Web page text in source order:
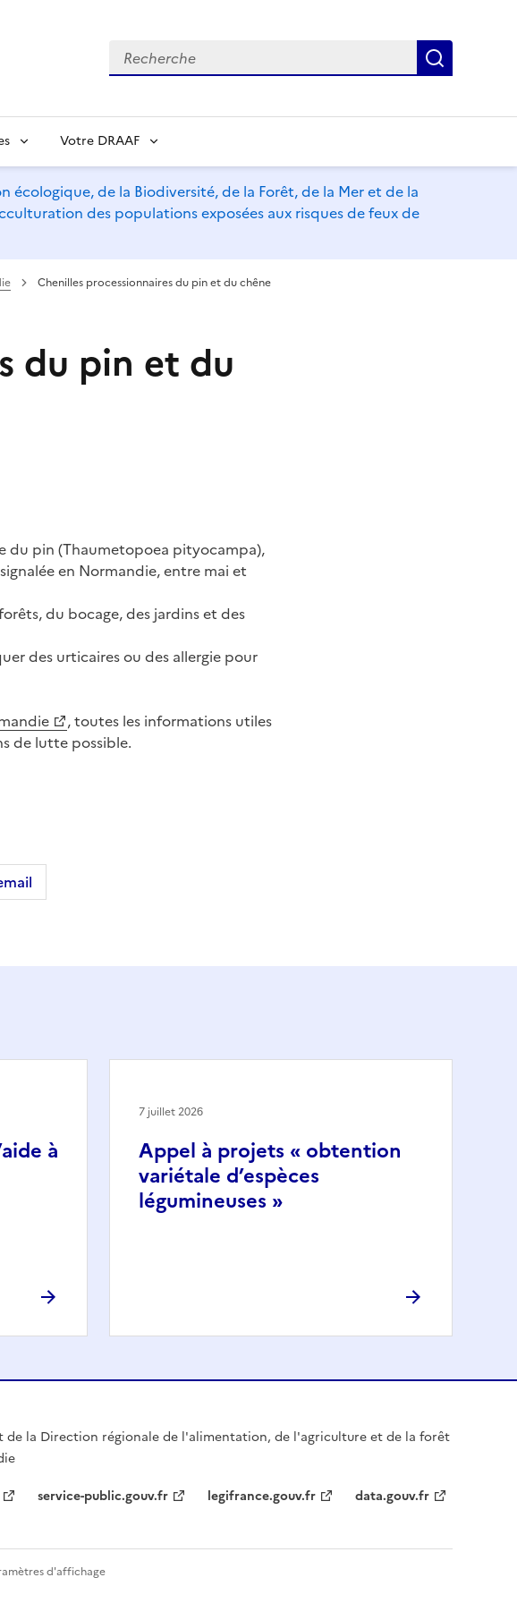
Recherche
Votre DRAAF
écologique, de la Biodiversité, de la Forêt, de la Mer et de la
des populations exposées aux risques de feux de
Chenilles processionnaires du pin et du chêne
du pin et du
du pin (Thaumetopoea pityocampa),
en Normandie, entre mai et
du bocage, des jardins et des
des urticaires ou des allergie pour
, toutes les informations utiles
de lutte possible.
à
Appel à projets « obtention
variétale d’espèces
légumineuses »
7 juillet 2026
de la Direction régionale de l'alimentation, de l'agriculture et de la forêt
service-public.gouv.fr legifrance.gouv.fr data.gouv.fr
d'affichage